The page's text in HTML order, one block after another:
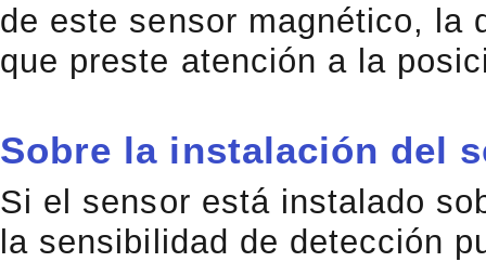
de este sensor magnético, la
que preste atención a la
Sobre la instalación del
Si el sensor está instalado
la sensibilidad de detección